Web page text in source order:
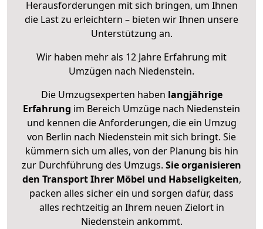
Herausforderungen mit sich bringen, um Ihnen
die Last zu erleichtern – bieten wir Ihnen unsere
Unterstützung an.
Wir haben mehr als 12 Jahre Erfahrung mit
Umzügen nach Niedenstein.
Die Umzugsexperten haben langjährige
Erfahrung im Bereich Umzüge nach Niedenstein
und kennen die Anforderungen, die ein Umzug
von Berlin nach Niedenstein mit sich bringt. Sie
kümmern sich um alles, von der Planung bis hin
zur Durchführung des Umzugs. Sie organisieren
den Transport Ihrer Möbel und Habseligkeiten,
packen alles sicher ein und sorgen dafür, dass
alles rechtzeitig an Ihrem neuen Zielort in
Niedenstein ankommt.